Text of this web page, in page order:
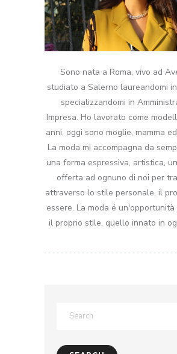
Sono nata a Roma, vivo ad
studiato a Salerno laureandomi
specializzandomi in
Impresa. Ho lavorato come
anni, oggi sono moglie, mamma
La moda mi accompagna da
una forma espressiva, artistica,
offerta ad ognuno di noi per
attraverso lo stile personale, il
essere. La moda é
il proprio stile, quello innato in